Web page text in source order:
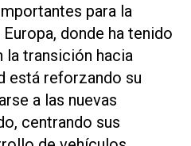
para la
donde ha tenido
la transición hacia
está reforzando su
a las nuevas
centrando sus